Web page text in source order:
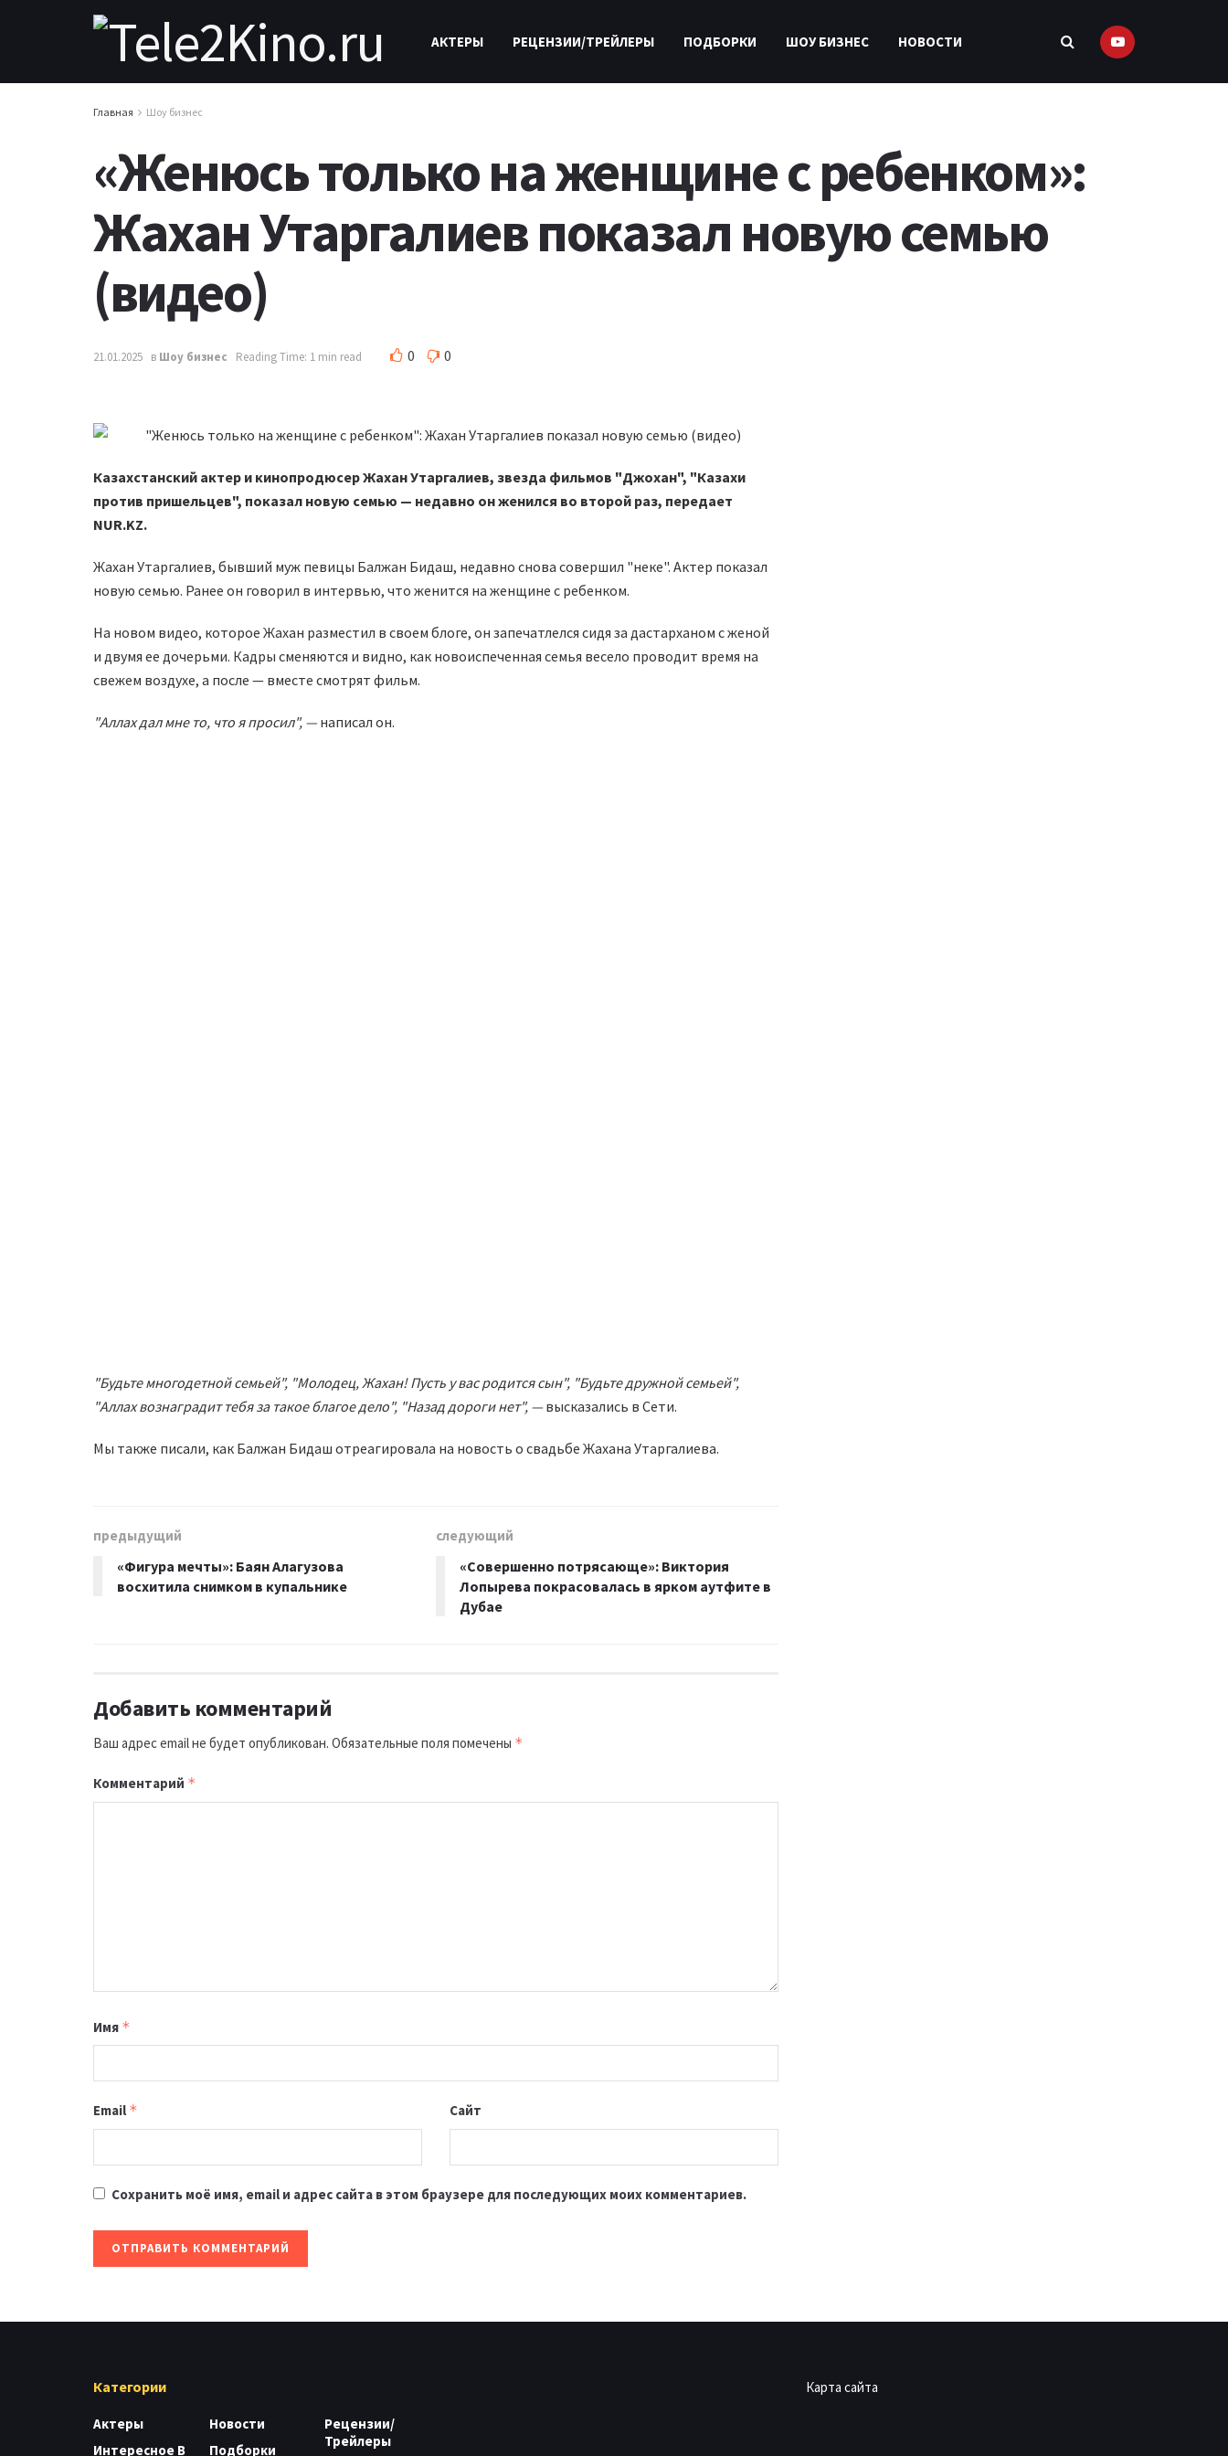
АКТЕРЫ РЕЦЕНЗИИ/ТРЕЙЛЕРЫ ПОДБОРКИ ШОУ БИЗНЕС НОВОСТИ
Главная Шоу бизнес
«Женюсь только на женщине с ребенком»:
Жахан Утаргалиев показал новую семью
(видео)
21.01.2025 в Шоу бизнес Reading Time: 1 min read 0 0
Казахстанский актер и кинопродюсер Жахан Утаргалиев, звезда фильмов "Джохан", "Казахи
против пришельцев", показал новую семью — недавно он женился во второй раз, передает
NUR.KZ.
Жахан Утаргалиев, бывший муж певицы Балжан Бидаш, недавно снова совершил "неке". Актер показал
новую семью. Ранее он говорил в интервью, что женится на женщине с ребенком.
На новом видео, которое Жахан разместил в своем блоге, он запечатлелся сидя за дастарханом с женой
и двумя ее дочерьми. Кадры сменяются и видно, как новоиспеченная семья весело проводит время на
свежем воздухе, а после — вместе смотрят фильм.
"Аллах дал мне то, что я просил", — написал он.
"Будьте многодетной семьей", "Молодец, Жахан! Пусть у вас родится сын", "Будьте дружной семьей",
"Аллах вознаградит тебя за такое благое дело", "Назад дороги нет", — высказались в Сети.
Мы также писали, как Балжан Бидаш отреагировала на новость о свадьбе Жахана Утаргалиева.
предыдущий
«Фигура мечты»: Баян Алагузова
восхитила снимком в купальнике
следующий
«Совершенно потрясающе»: Виктория
Лопырева покрасовалась в ярком аутфите в
Дубае
Добавить комментарий
Ваш адрес email не будет опубликован. Обязательные поля помечены *
Комментарий *
Имя *
Email * Сайт
Сохранить моё имя, email и адрес сайта в этом браузере для последующих моих комментариев.
Категории
Актеры
Интересное В
Новости
Подборки
Рецензии/
Трейлеры
Карта сайта